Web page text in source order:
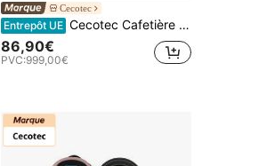
Cecotec
Entrepôt UE Cecotec Cafetière Express EVVO 20 Bars, Acier Inoxydable, Café et Cappuccino Parfait, Double Sortie, 1350W, Réservoir 1.2L, Nettoyage Facile, Expérience Barista à Domicile
86,90€
PVC:999,00€